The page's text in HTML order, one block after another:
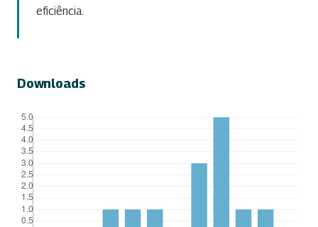
eficiência.
Downloads